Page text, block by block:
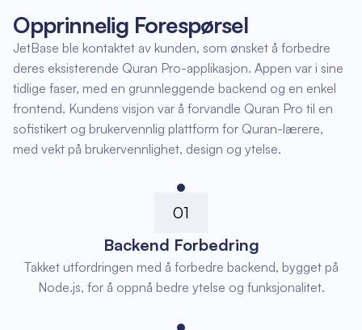
Opprinnelig Forespørsel
JetBase ble kontaktet av kunden, som ønsket å forbedre
deres eksisterende Quran Pro-applikasjon. Appen var i sine
tidlige faser, med en grunnleggende backend og en enkel
frontend. Kundens visjon var å forvandle Quran Pro til en
sofistikert og brukervennlig plattform for Quran-lærere,
med vekt på brukervennlighet, design og ytelse.
01
Backend Forbedring
Takket utfordringen med å forbedre backend, bygget på
Node.js, for å oppnå bedre ytelse og funksjonalitet.